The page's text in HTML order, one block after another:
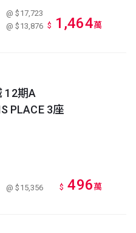
@ $17,723
@ $13,876 $ 1,464萬
12期A
PLACE 3座
@ $15,356 $ 496萬